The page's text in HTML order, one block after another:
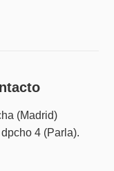
(Madrid)
4 (Parla).